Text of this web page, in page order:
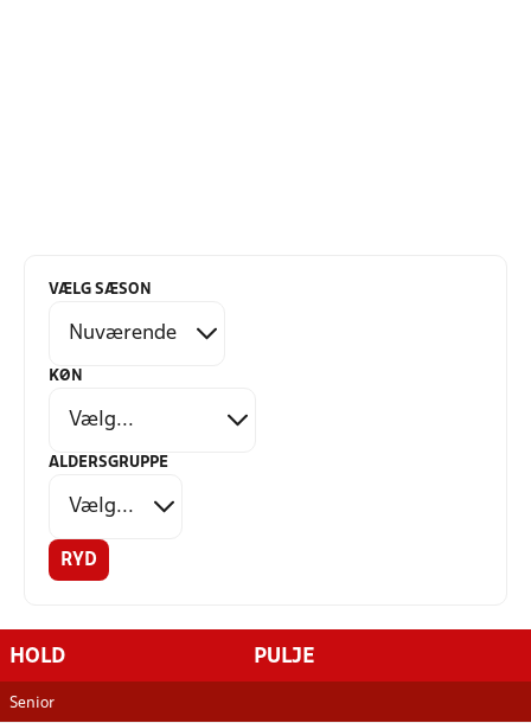
VÆLG SÆSON
KØN
ALDERSGRUPPE
RYD
HOLD PULJE
Senior